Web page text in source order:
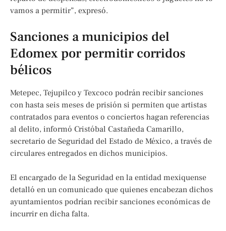
vamos a permitir”, expresó.
Sanciones a municipios del
Edomex por permitir corridos
bélicos
Metepec, Tejupilco y Texcoco podrán recibir sanciones
con hasta seis meses de prisión si permiten que artistas
contratados para eventos o conciertos hagan referencias
al delito, informó Cristóbal Castañeda Camarillo,
secretario de Seguridad del Estado de México, a través de
circulares entregados en dichos municipios.
El encargado de la Seguridad en la entidad mexiquense
detalló en un comunicado que quienes encabezan dichos
ayuntamientos podrían recibir sanciones económicas de
incurrir en dicha falta.